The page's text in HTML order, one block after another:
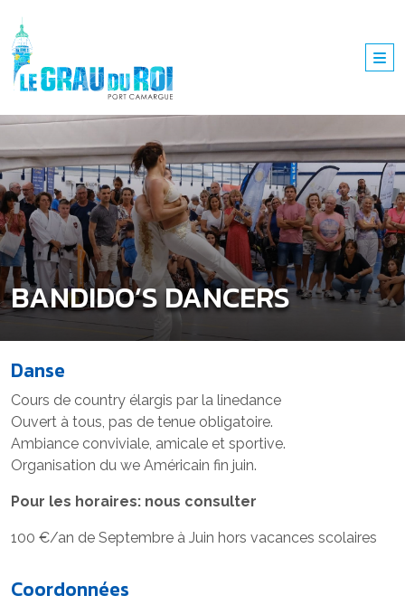
BANDIDO’S DANCERS
Danse
Cours de country élargis par la linedance
Ouvert à tous, pas de tenue obligatoire.
Ambiance conviviale, amicale et sportive.
Organisation du we Américain fin juin.
Pour les horaires: nous consulter
100 €/an de Septembre à Juin hors vacances scolaires
Coordonnées